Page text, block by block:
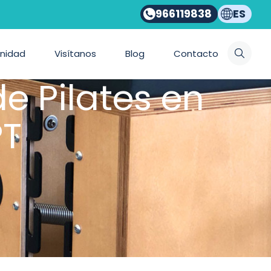
966119838 ES
Visítanos Blog Contacto
Pilates en